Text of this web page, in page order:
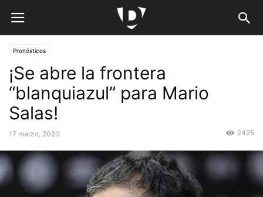
Pronósticos
¡Se abre la frontera
“blanquiazul” para Mario
Salas!
17 marzo, 2020 2425